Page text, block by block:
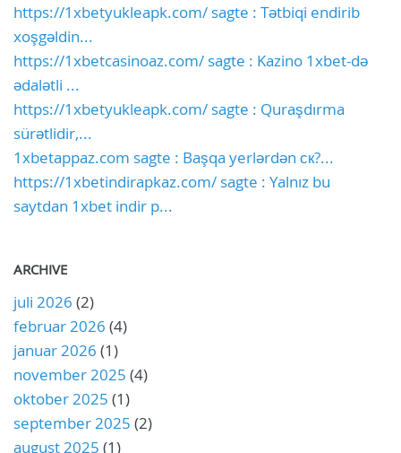
https://1xbetyukleapk.com/ sagte : Tətbiqi endirib
xoşgəldin...
https://1xbetcasinoaz.com/ sagte : Kazino 1xbet-də
ədalətli ...
https://1xbetyukleapk.com/ sagte : Quraşdırma
sürətlidir,...
1xbetappaz.com sagte : Başqa yerlərdən ск?...
https://1xbetindirapkaz.com/ sagte : Yalnız bu
saytdan 1xbet indir p...
ARCHIVE
juli 2026 (2)
februar 2026 (4)
januar 2026 (1)
november 2025 (4)
oktober 2025 (1)
september 2025 (2)
august 2025 (1)